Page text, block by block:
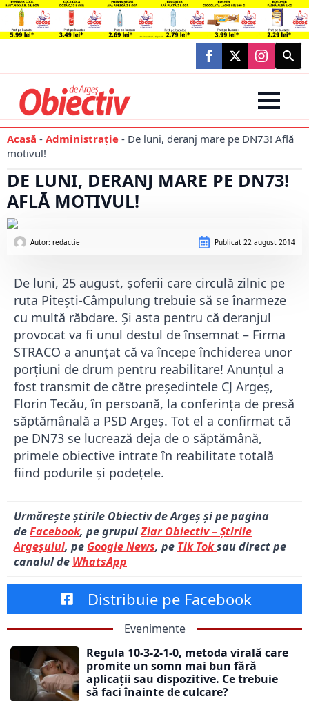
Search
for:
Acasă - Administraţie - De luni, deranj mare pe DN73! Află
motivul!
DE LUNI, DERANJ MARE PE DN73!
AFLĂ MOTIVUL!
Autor: redactie Publicat 22 august 2014
De luni, 25 august, șoferii care circulă zilnic pe
ruta Pitești-Câmpulung trebuie să se înarmeze
cu multă răbdare. Și asta pentru că deranjul
provocat va fi unul destul de însemnat – Firma
STRACO a anunțat că va începe închiderea unor
porțiuni de drum pentru reabilitare! Anunțul a
fost transmit de către președintele CJ Argeș,
Florin Tecău, în persoană, la conferința de presă
săptămânală a PSD Argeș. Tot el a confirmat că
pe DN73 se lucrează deja de o săptămână,
primele obiective intrate în reabilitate totală
fiind podurile și podețele.
Urmărește știrile Obiectiv de Argeș și pe pagina
deFacebook, pe grupulZiar Obiectiv – Știrile
Argeșului, pe Google News, pe Tik Toksau direct pe
canalul de WhatsApp
Distribuie pe Facebook
Evenimente
Regula 10-3-2-1-0, metoda virală care
promite un somn mai bun fără
aplicații sau dispozitive. Ce trebuie
să faci înainte de culcare?